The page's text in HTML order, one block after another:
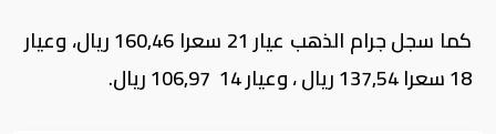
كما سجل جرام الذهب عيار 21 سعرا 160,46 ريال، وعيار
18 سعرا 137,54 ريال ، وعيار 14 106,97 ريال.